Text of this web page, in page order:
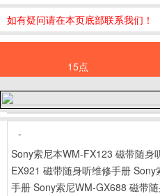
如有疑问请在本页底部联系我们！
15点
-
Sony索尼本WM-FX123 磁带随身
EX921 磁带随身听维修手册 Sony
手册 Sony索尼WM-GX688 磁带